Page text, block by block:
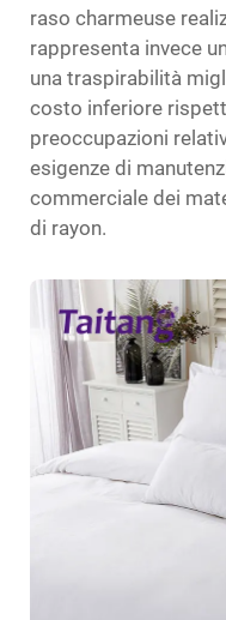
raso charmeuse
rappresenta invece
una traspirabilità
costo inferiore
preoccupazioni
esigenze di
commerciale dei
di rayon.